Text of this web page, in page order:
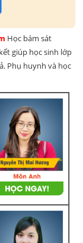
Học bám sát
giúp học sinh lớp
Phụ huynh và học